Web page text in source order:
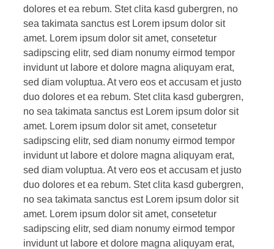
dolores et ea rebum. Stet clita kasd gubergren, no
sea takimata sanctus est Lorem ipsum dolor sit
amet. Lorem ipsum dolor sit amet, consetetur
sadipscing elitr, sed diam nonumy eirmod tempor
invidunt ut labore et dolore magna aliquyam erat,
sed diam voluptua. At vero eos et accusam et justo
duo dolores et ea rebum. Stet clita kasd gubergren,
no sea takimata sanctus est Lorem ipsum dolor sit
amet. Lorem ipsum dolor sit amet, consetetur
sadipscing elitr, sed diam nonumy eirmod tempor
invidunt ut labore et dolore magna aliquyam erat,
sed diam voluptua. At vero eos et accusam et justo
duo dolores et ea rebum. Stet clita kasd gubergren,
no sea takimata sanctus est Lorem ipsum dolor sit
amet. Lorem ipsum dolor sit amet, consetetur
sadipscing elitr, sed diam nonumy eirmod tempor
invidunt ut labore et dolore magna aliquyam erat,